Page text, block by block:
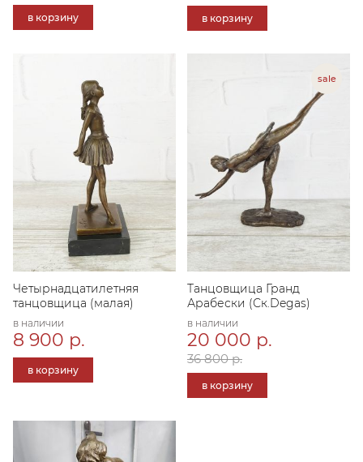
в корзину в корзину
Четырнадцатилетняя
танцовщица (малая)
в наличии
8 900 р.
в корзину
Танцовщица Гранд
Арабески (Ск.Degas)
в наличии
20 000 р.
36 800 р.
в корзину